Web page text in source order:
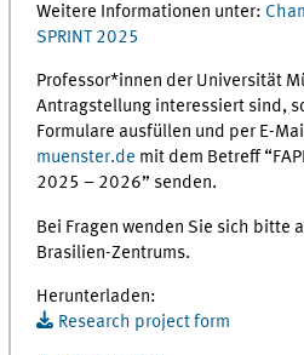
Weitere Informationen unter:
SPRINT 2025
Professor*innen der Universität
Antragstellung interessiert sind,
Formulare ausfüllen und per E-
muenster.de mit dem Betreff
2025 – 2026” senden.
Bei Fragen wenden Sie sich bitte
Brasilien-Zentrums.
Herunterladen:
Research project form